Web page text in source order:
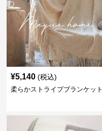
¥5,140 (税込)
柔らかストライプブランケット